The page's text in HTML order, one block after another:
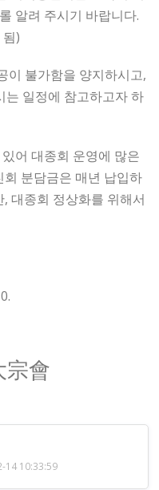
알려 주시기 바랍니다.
)
이 불가함을 양지하시고,
는 일정에 참고하고자 하
어 대종회 운영에 많은
분담금은 매년 납입하
대종회 정상화를 위해서
宗會
14 10:33:59